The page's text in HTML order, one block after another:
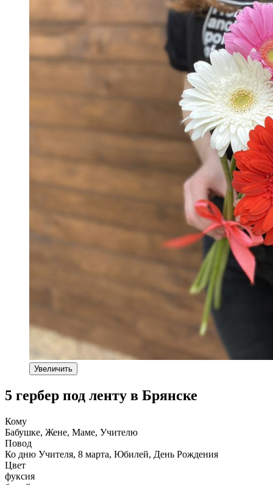
Увеличить
5 гербер под ленту в Брянске
Кому
Бабушке, Жене, Маме, Учителю
Повод
Ко дню Учителя, 8 марта, Юбилей, День Рождения
Цвет
фуксия